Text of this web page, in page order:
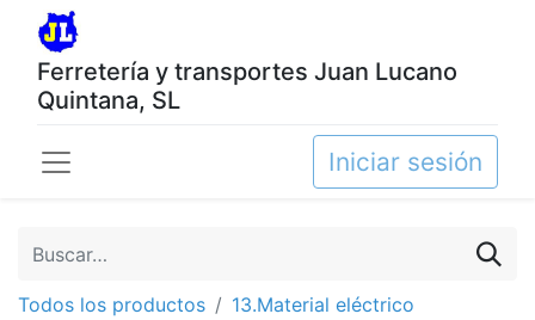
Ferretería y transportes Juan Lucano
Quintana, SL
Iniciar sesión
Todos los productos
13.Material eléctrico